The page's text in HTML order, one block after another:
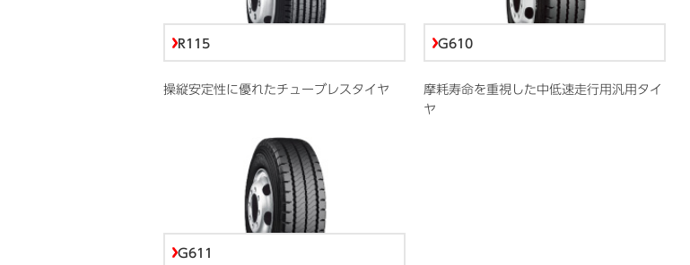
R115
操縦安定性に優れたチューブレスタイヤ
G610
摩耗寿命を重視した中低速走行用汎用タイ
ヤ
G611